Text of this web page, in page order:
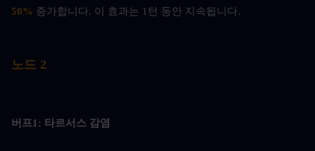
50% 증가합니다. 이 효과는 1턴 동안 지속됩니다.
노드 2
버프1: 타르서스 감염